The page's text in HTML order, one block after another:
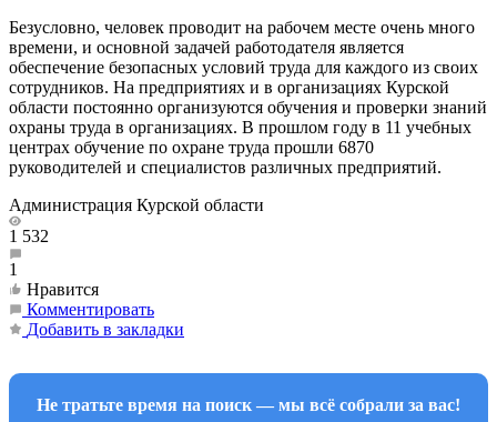
Безусловно, человек проводит на рабочем месте очень много
времени, и основной задачей работодателя является
обеспечение безопасных условий труда для каждого из своих
сотрудников. На предприятиях и в организациях Курской
области постоянно организуются обучения и проверки знаний
охраны труда в организациях. В прошлом году в 11 учебных
центрах обучение по охране труда прошли 6870
руководителей и специалистов различных предприятий.
Администрация Курской области
1 532
1
Нравится
Комментировать
Добавить в закладки
Не тратьте время на поиск — мы всё собрали за вас!